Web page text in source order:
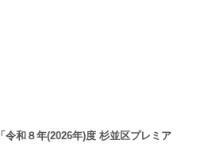
「令和８年(2026年)度 杉並区プレミア